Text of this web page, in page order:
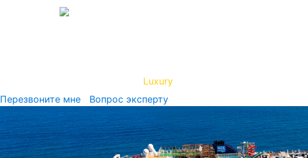
Luxury
Перезвоните мне
Вопрос эксперту